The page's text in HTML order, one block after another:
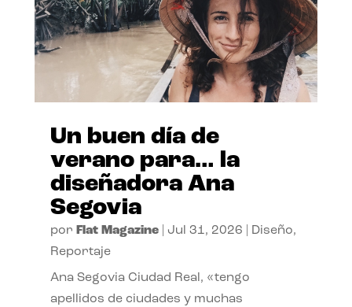
Un buen día de
verano para… la
diseñadora Ana
Segovia
por Flat Magazine| Jul 31, 2026 Diseño,
Reportaje
Ana Segovia Ciudad Real, «tengo
apellidos de ciudades y muchas